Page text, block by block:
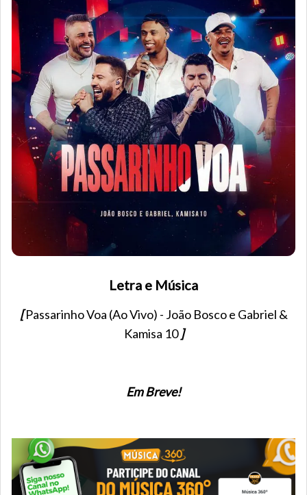
Letra e Música
[Passarinho Voa (Ao Vivo) - João Bosco e Gabriel &
Kamisa 10]
Em Breve!